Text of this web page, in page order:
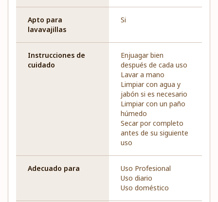
Apto para
lavavajillas
Si
Instrucciones de
cuidado
Enjuagar bien
después de cada uso
Lavar a mano
Limpiar con agua y
jabón si es necesario
Limpiar con un paño
húmedo
Secar por completo
antes de su siguiente
uso
Adecuado para
Uso Profesional
Uso diario
Uso doméstico